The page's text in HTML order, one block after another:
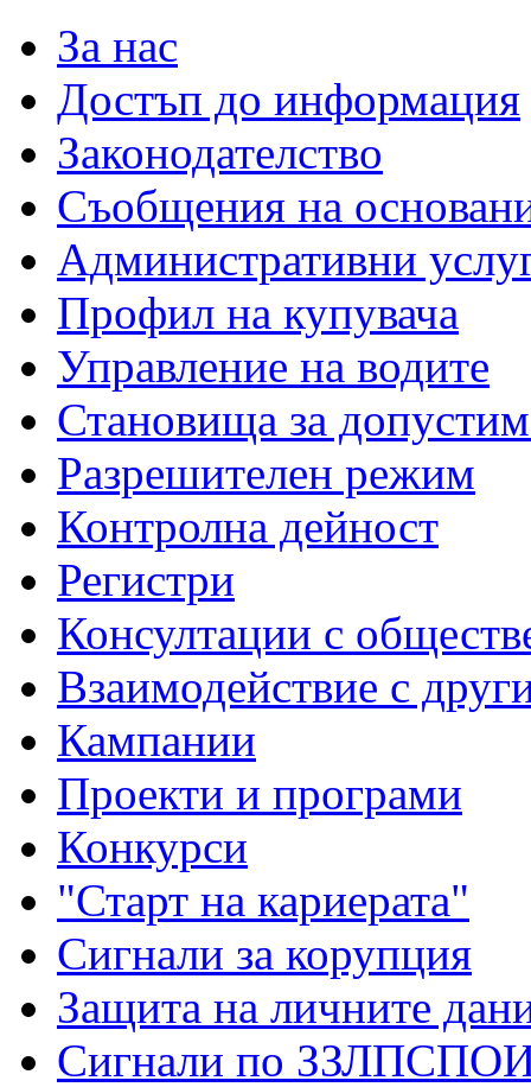
За нас
Достъп до информация
Законодателство
Съобщения на
Административни
Профил на купувача
Управление на водите
Становища за
Разрешителен режим
Контролна дейност
Регистри
Консултации с
Взаимодействие с
Кампании
Проекти и програми
Конкурси
"Старт на кариерата"
Сигнали за корупция
Защита на личните
Сигнали по